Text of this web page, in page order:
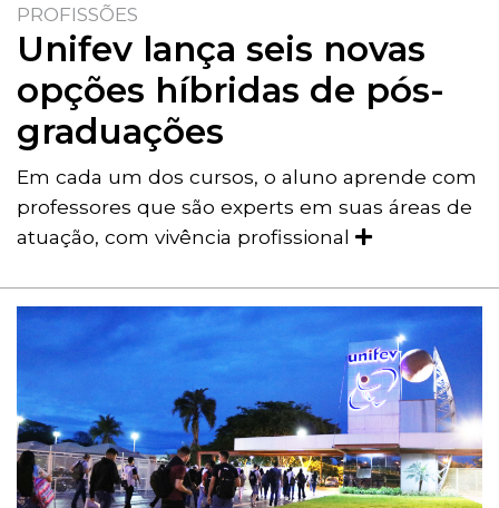
PROFISSÕES
Unifev lança seis novas
opções híbridas de pós-
graduações
Em cada um dos cursos, o aluno aprende com
professores que são experts em suas áreas de
atuação, com vivência profissional